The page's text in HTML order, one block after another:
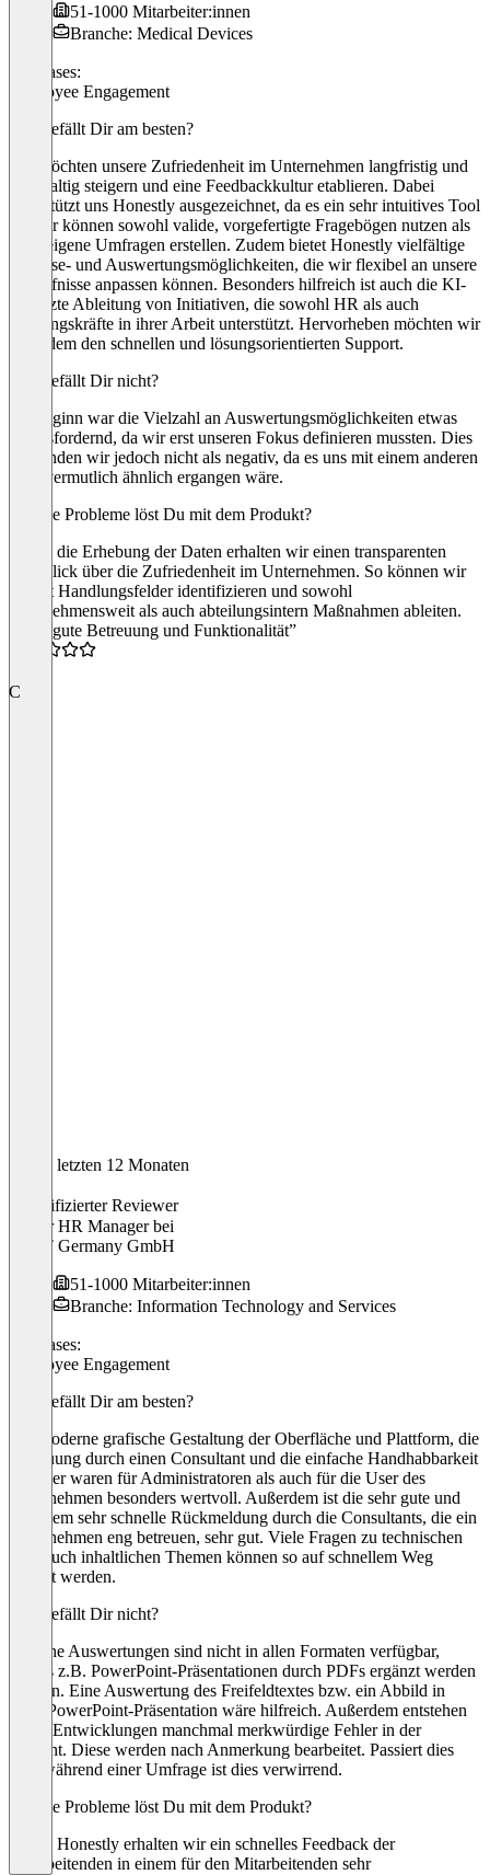
51-1000 Mitarbeiter:innen
Branche: Medical Devices
Use cases:
Employee Engagement
Was gefällt Dir am besten?
Wir möchten unsere Zufriedenheit im Unternehmen langfristig und
nachhaltig steigern und eine Feedbackkultur etablieren. Dabei
unterstützt uns Honestly ausgezeichnet, da es ein sehr intuitives Tool
ist. Wir können sowohl valide, vorgefertigte Fragebögen nutzen als
auch eigene Umfragen erstellen. Zudem bietet Honestly vielfältige
Analyse- und Auswertungsmöglichkeiten, die wir flexibel an unsere
Bedürfnisse anpassen können. Besonders hilfreich ist auch die KI-
gestützte Ableitung von Initiativen, die sowohl HR als auch
Führungskräfte in ihrer Arbeit unterstützt. Hervorheben möchten wir
außerdem den schnellen und lösungsorientierten Support.
Was gefällt Dir nicht?
Zu Beginn war die Vielzahl an Auswertungsmöglichkeiten etwas
herausfordernd, da wir erst unseren Fokus definieren mussten. Dies
empfinden wir jedoch nicht als negativ, da es uns mit einem anderen
Tool vermutlich ähnlich ergangen wäre.
Welche Probleme löst Du mit dem Produkt?
Durch die Erhebung der Daten erhalten wir einen transparenten
Überblick über die Zufriedenheit im Unternehmen. So können wir
gezielt Handlungsfelder identifizieren und sowohl
unternehmensweit als auch abteilungsintern Maßnahmen ableiten.
“Sehr gute Betreuung und Funktionalität”
C
In den letzten 12 Monaten
Verifizierter Reviewer
Senior HR Managerbei
MAIT Germany GmbH
51-1000 Mitarbeiter:innen
Branche: Information Technology and Services
Use cases:
Employee Engagement
Was gefällt Dir am besten?
Die moderne grafische Gestaltung der Oberfläche und Plattform, die
Betreuung durch einen Consultant und die einfache Handhabbarkeit
für User waren für Administratoren als auch für die User des
Unternehmen besonders wertvoll. Außerdem ist die sehr gute und
vor allem sehr schnelle Rückmeldung durch die Consultants, die ein
Unternehmen eng betreuen, sehr gut. Viele Fragen zu technischen
oder auch inhaltlichen Themen können so auf schnellem Weg
geklärt werden.
Was gefällt Dir nicht?
Manche Auswertungen sind nicht in allen Formaten verfügbar,
sodass z.B. PowerPoint-Präsentationen durch PDFs ergänzt werden
müssen. Eine Auswertung des Freifeldtextes bzw. ein Abbild in
einer PowerPoint-Präsentation wäre hilfreich. Außerdem entstehen
durch Entwicklungen manchmal merkwürdige Fehler in der
Ansicht. Diese werden nach Anmerkung bearbeitet. Passiert dies
aber während einer Umfrage ist dies verwirrend.
Welche Probleme löst Du mit dem Produkt?
Durch Honestly erhalten wir ein schnelles Feedback der
Mitarbeitenden in einem für den Mitarbeitenden sehr